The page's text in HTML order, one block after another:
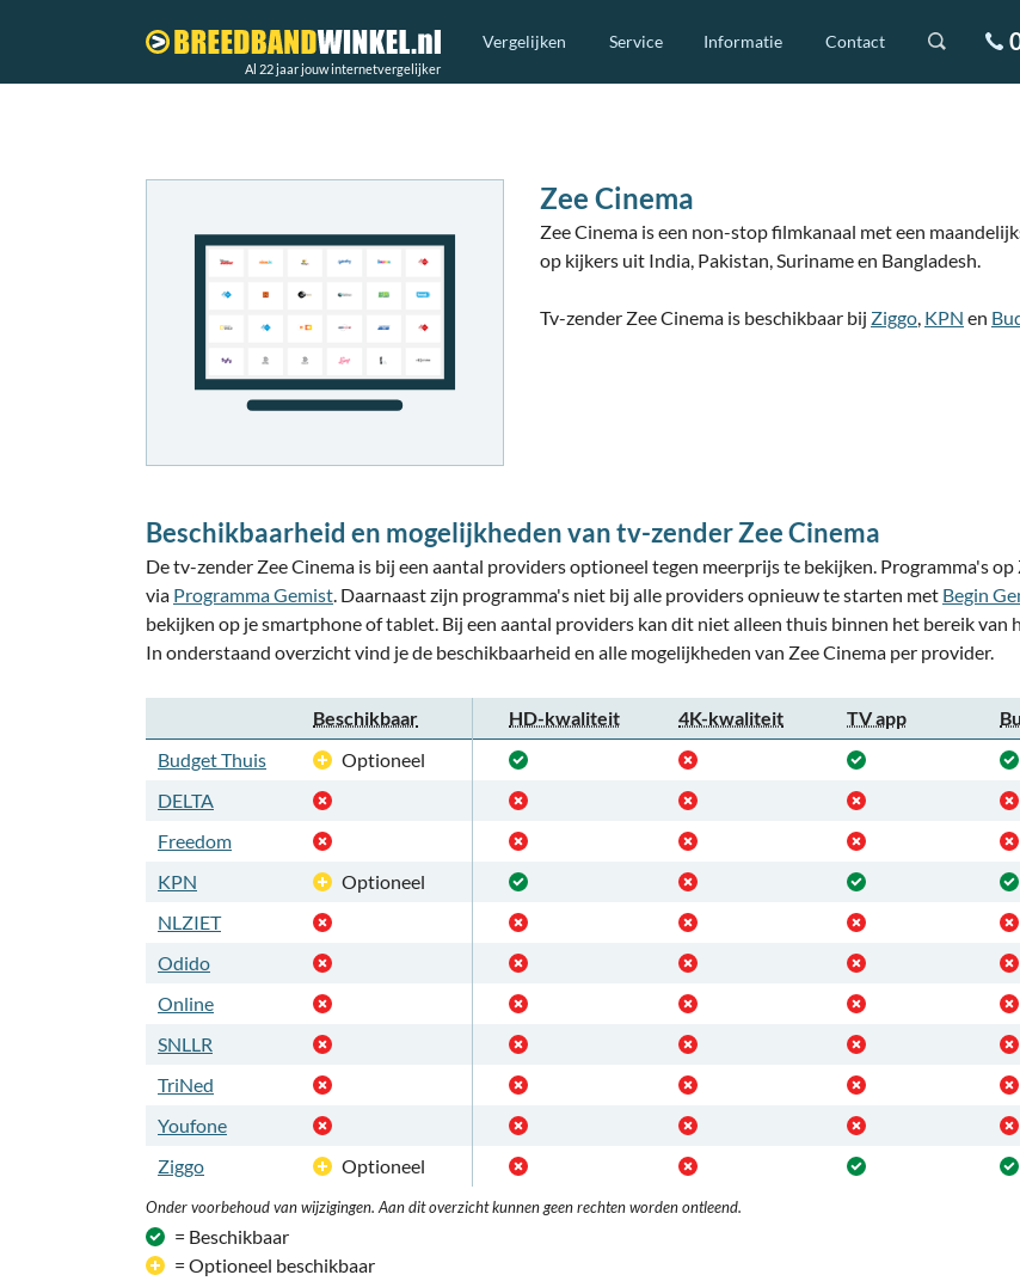
Al 22 jaar jouw internetvergelijker
Vergelijken Service Informatie Contact
Zee Cinema
Zee Cinema is een non-stop filmkanaal met een
op kijkers uit India, Pakistan, Suriname en Bangladesh.
Tv-zender Zee Cinema is beschikbaar bij Ziggo, KPN en
Beschikbaarheid en mogelijkheden van tv-zender Zee Cinema
De tv-zender Zee Cinema is bij een aantal providers optioneel tegen meerprijs te bekijken. Programma's
via Programma Gemist. Daarnaast zijn programma's niet bij alle providers opnieuw te starten met Begin
bekijken op je smartphone of tablet. Bij een aantal providers kan dit niet alleen thuis binnen het bereik
In onderstaand overzicht vind je de beschikbaarheid en alle mogelijkheden van Zee Cinema per provider.
Beschikbaar HD-kwaliteit 4K-kwaliteit TV app
Budget Thuis
Optioneel
DELTA
Freedom
KPN
Optioneel
NLZIET
Odido
Online
SNLLR
TriNed
Youfone
Ziggo
Optioneel
Onder voorbehoud van wijzigingen. Aan dit overzicht kunnen geen rechten worden ontleend.
= Beschikbaar
= Optioneel beschikbaar